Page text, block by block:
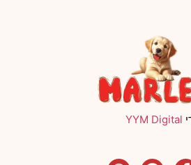
YYM Digital